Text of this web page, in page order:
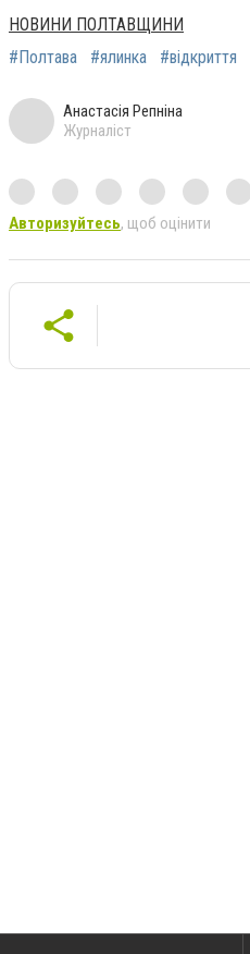
НОВИНИ ПОЛТАВЩИНИ
#Полтава
#ялинка #відкриття
Анастасія Репніна
Журналіст
Авторизуйтесь, щоб оцінити